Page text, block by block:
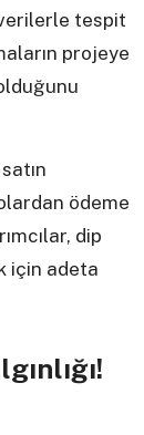
tespit
projeye
ödeme
dip
için adeta